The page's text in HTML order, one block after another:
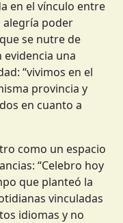
en el vínculo entre
alegría poder
se nutre de
evidencia una
“vivimos en el
provincia y
en cuanto a
como un espacio
“Celebro hoy
que planteó la
vinculadas
idiomas y no